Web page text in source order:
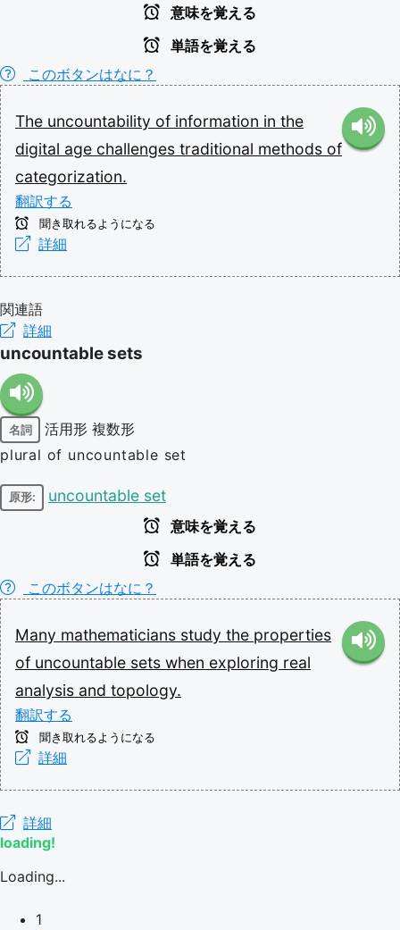
意味を覚える
単語を覚える
このボタンはなに？
The uncountability of information in the
digital age challenges traditional methods of
categorization.
翻訳する
聞き取れるようになる
詳細
関連語
詳細
uncountable sets
名詞 活用形 複数形
plural of uncountable set
原形: uncountable set
意味を覚える
単語を覚える
このボタンはなに？
Many mathematicians study the properties
of uncountable sets when exploring real
analysis and topology.
翻訳する
聞き取れるようになる
詳細
詳細
loading!
Loading...
1